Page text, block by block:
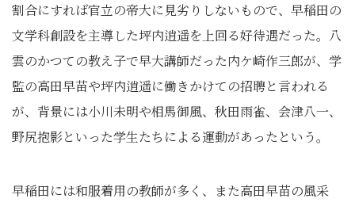
割合にすれば官立の帝大に見劣りしないもので、早稲田の
文学科創設を主導した坪内逍遥を上回る好待遇だった。八
雲のかつての教え子で早大講師だった内ケ崎作三郎が、学
監の高田早苗や坪内逍遥に働きかけての招聘と言われる
が、背景には小川未明や相馬御風、秋田雨雀、会津八一、
野尻抱影といった学生たちによる運動があったという。
早稲田には和服着用の教師が多く、また高田早苗の風采